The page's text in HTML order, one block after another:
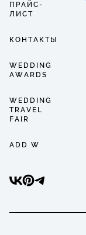
ПРАЙС-
ЛИСТ
КОНТАКТЫ
WEDDING
AWARDS
WEDDING
TRAVEL
FAIR
ADD W